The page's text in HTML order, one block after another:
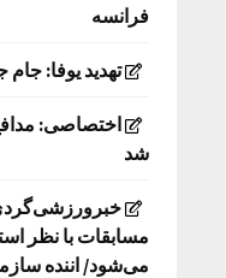
فرانسه
تهدید یوفا:
اختصاصی:
شد
مسابقات با نظر
می‌شود/ اننده